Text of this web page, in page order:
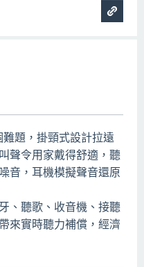
題，掛頸式設計拉遠
聲令用家戴得舒適，聽
音，耳機模擬聲音還原
、聽歌、收音機、接聽
來實時聽力補償，經濟